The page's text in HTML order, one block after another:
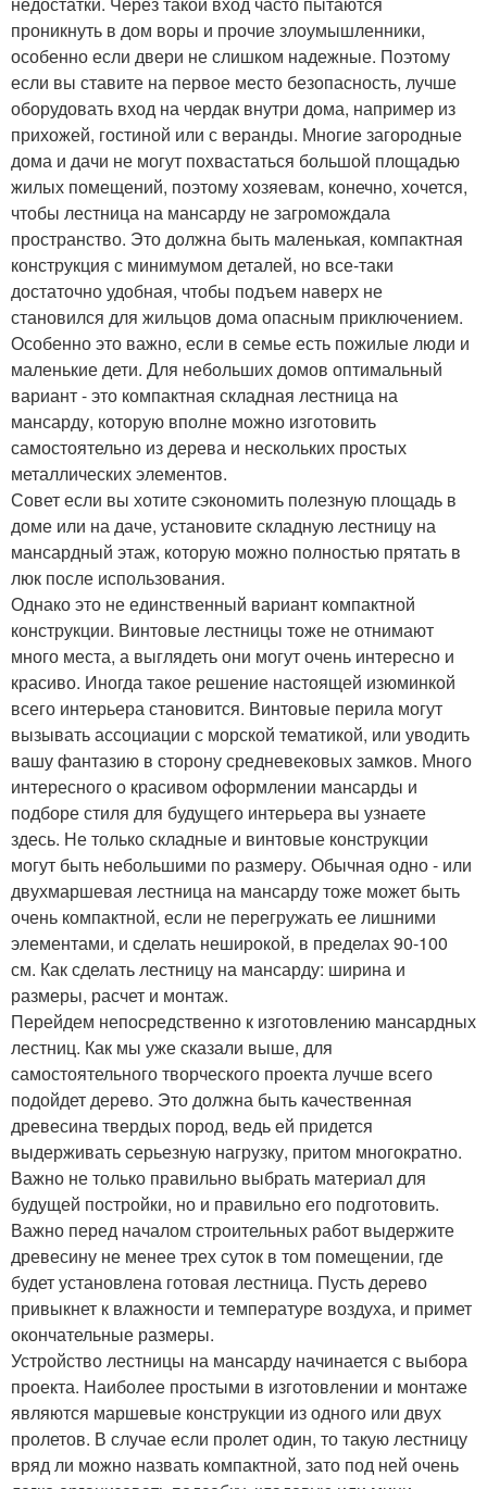
проникнуть в дом воры и прочие злоумышленники,
особенно если двери не слишком надежные. Поэтому
если вы ставите на первое место безопасность, лучше
оборудовать вход на чердак внутри дома, например из
прихожей, гостиной или с веранды. Многие загородные
дома и дачи не могут похвастаться большой площадью
жилых помещений, поэтому хозяевам, конечно, хочется,
чтобы лестница на мансарду не загромождала
пространство. Это должна быть маленькая, компактная
конструкция с минимумом деталей, но все-таки
достаточно удобная, чтобы подъем наверх не
становился для жильцов дома опасным приключением.
Особенно это важно, если в семье есть пожилые люди и
маленькие дети. Для небольших домов оптимальный
вариант - это компактная складная лестница на
мансарду, которую вполне можно изготовить
самостоятельно из дерева и нескольких простых
металлических элементов.
Совет если вы хотите сэкономить полезную площадь в
доме или на даче, установите складную лестницу на
мансардный этаж, которую можно полностью прятать в
люк после использования.
Однако это не единственный вариант компактной
конструкции. Винтовые лестницы тоже не отнимают
много места, а выглядеть они могут очень интересно и
красиво. Иногда такое решение настоящей изюминкой
всего интерьера становится. Винтовые перила могут
вызывать ассоциации с морской тематикой, или уводить
вашу фантазию в сторону средневековых замков. Много
интересного о красивом оформлении мансарды и
подборе стиля для будущего интерьера вы узнаете
здесь. Не только складные и винтовые конструкции
могут быть небольшими по размеру. Обычная одно - или
двухмаршевая лестница на мансарду тоже может быть
очень компактной, если не перегружать ее лишними
элементами, и сделать неширокой, в пределах 90-100
см. Как сделать лестницу на мансарду: ширина и
размеры, расчет и монтаж.
Перейдем непосредственно к изготовлению мансардных
лестниц. Как мы уже сказали выше, для
самостоятельного творческого проекта лучше всего
подойдет дерево. Это должна быть качественная
древесина твердых пород, ведь ей придется
выдерживать серьезную нагрузку, притом многократно.
Важно не только правильно выбрать материал для
будущей постройки, но и правильно его подготовить.
Важно перед началом строительных работ выдержите
древесину не менее трех суток в том помещении, где
будет установлена готовая лестница. Пусть дерево
привыкнет к влажности и температуре воздуха, и примет
окончательные размеры.
Устройство лестницы на мансарду начинается с выбора
проекта. Наиболее простыми в изготовлении и монтаже
являются маршевые конструкции из одного или двух
пролетов. В случае если пролет один, то такую лестницу
вряд ли можно назвать компактной, зато под ней очень